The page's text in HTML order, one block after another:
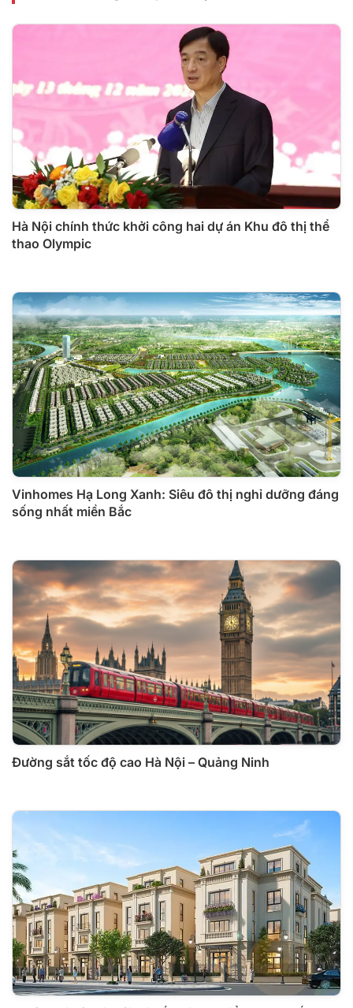
Hà Nội chính thức khởi công hai dự án Khu đô thị thể
thao Olympic
Vinhomes Hạ Long Xanh: Siêu đô thị nghỉ dưỡng đáng
sống nhất miền Bắc
Đường sắt tốc độ cao Hà Nội – Quảng Ninh